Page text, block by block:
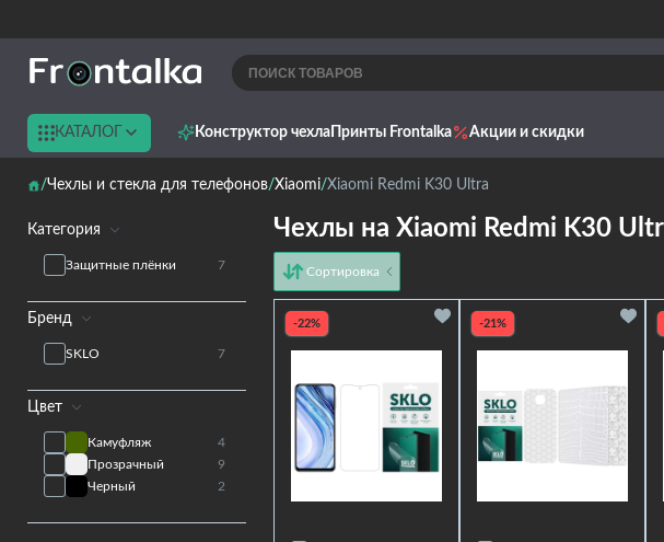
КАТАЛОГ Конструктор чехла Принты Frontalka Акции и скидки
Чехлы и стекла для телефонов Xiaomi Xiaomi Redmi K30 Ultra
Категория
Защитные плёнки 7
Бренд
SKLO 7
Цвет
Камуфляж
4
Прозрачный
9
Черный
2
Чехлы на Xiaomi Redmi K30
Сортировка
от дешёвых к дорогим
от дорогих к дешёвым
-22% -21%